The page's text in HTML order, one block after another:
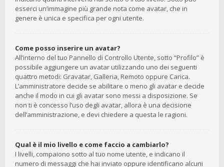
esserci un’immagine più grande nota come avatar, che in
genere è unica e specifica per ogni utente.
Come posso inserire un avatar?
All’interno del tuo Pannello di Controllo Utente, sotto “Profilo” è
possibile aggiungere un avatar utilizzando uno dei seguenti
quattro metodi: Gravatar, Galleria, Remoto oppure Carica.
L’amministratore decide se abilitare o meno gli avatar e decide
anche il modo in cui gli avatar sono messi a disposizione. Se
non ti è concesso l’uso degli avatar, allora è una decisione
dell’amministrazione, e devi chiedere a questa le ragioni.
Qual è il mio livello e come faccio a cambiarlo?
I livelli, compaiono sotto al tuo nome utente, e indicano il
numero di messaggi che hai inviato oppure identificano alcuni